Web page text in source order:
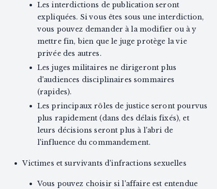
Les interdictions de publication seront
expliquées. Si vous êtes sous une interdiction,
vous pouvez demander à la modifier ou à y
mettre fin, bien que le juge protège la vie
privée des autres.
Les juges militaires ne dirigeront plus
d'audiences disciplinaires sommaires
(rapides).
Les principaux rôles de justice seront pourvus
plus rapidement (dans des délais fixés), et
leurs décisions seront plus à l'abri de
l'influence du commandement.
Victimes et survivants d'infractions sexuelles
Vous pouvez choisir si l'affaire est entendue